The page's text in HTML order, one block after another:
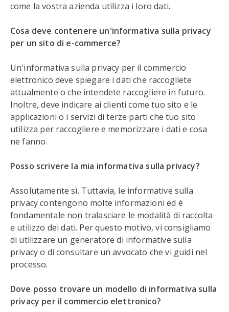
come la vostra azienda utilizza i loro dati.
Cosa deve contenere un'informativa sulla privacy
per un sito di e-commerce?
Un'informativa sulla privacy per il commercio
elettronico deve spiegare i dati che raccogliete
attualmente o che intendete raccogliere in futuro.
Inoltre, deve indicare ai clienti come tuo sito e le
applicazioni o i servizi di terze parti che tuo sito
utilizza per raccogliere e memorizzare i dati e cosa
ne fanno.
Posso scrivere la mia informativa sulla privacy?
Assolutamente sì. Tuttavia, le informative sulla
privacy contengono molte informazioni ed è
fondamentale non tralasciare le modalità di raccolta
e utilizzo dei dati. Per questo motivo, vi consigliamo
di utilizzare un generatore di informative sulla
privacy o di consultare un avvocato che vi guidi nel
processo.
Dove posso trovare un modello di informativa sulla
privacy per il commercio elettronico?